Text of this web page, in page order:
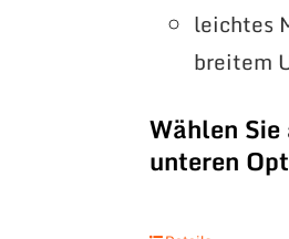
leichtes
breitem
Wählen Sie
unteren